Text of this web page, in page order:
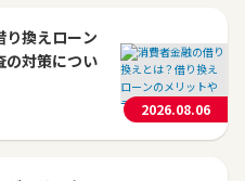
り換えローン
の対策につい
2026.08.06